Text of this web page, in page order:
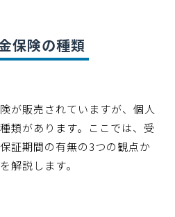
保険の種類
が販売されていますが、個人
類があります。ここでは、受
証期間の有無の3つの観点か
解説します。